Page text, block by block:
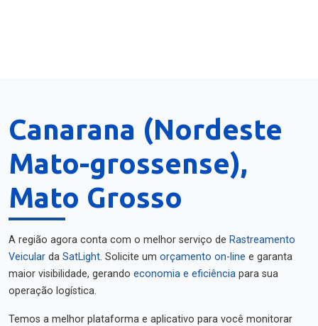
Canarana (Nordeste
Mato-grossense),
Mato Grosso
A região agora conta com o melhor serviço de Rastreamento
Veicular da SatLight. Solicite um orçamento on-line e garanta
maior visibilidade, gerando economia e eficiência para sua
operação logística.
Temos a melhor plataforma e aplicativo para você monitorar